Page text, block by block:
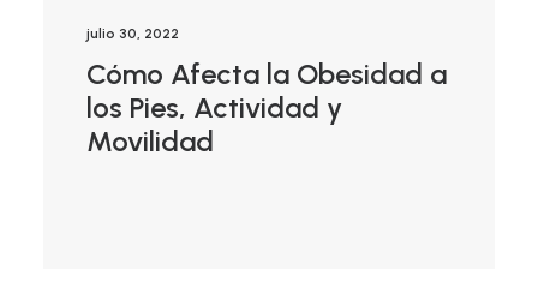
julio 30, 2022
Cómo Afecta la Obesidad a
los Pies, Actividad y
Movilidad